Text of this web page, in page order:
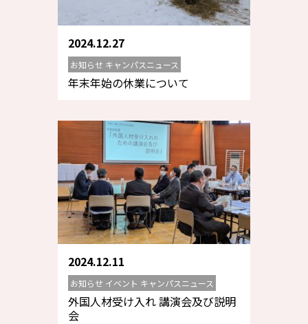
2024.12.27
お知らせ キャンパスニュース
年末年始の休業について
2024.12.11
お知らせ イベント キャンパスニュース
外国人材受け入れ 講演会及び説明
会